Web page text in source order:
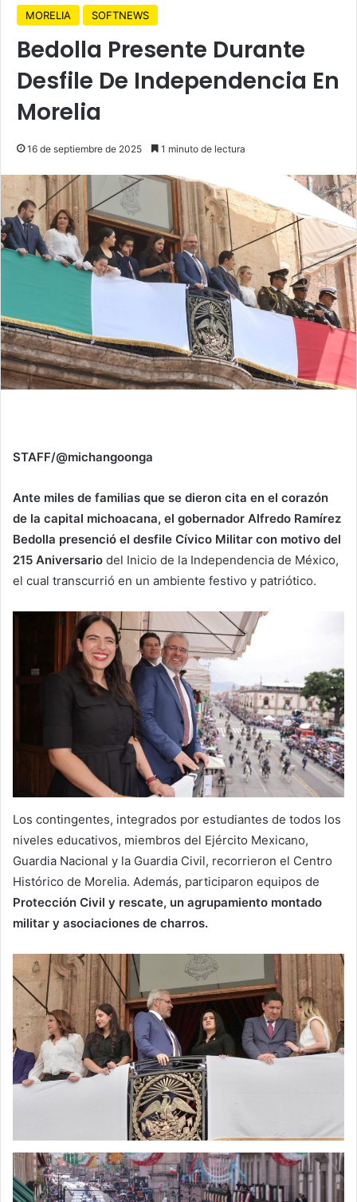
MORELIA SOFTNEWS
Bedolla Presente Durante
Desfile De Independencia En
Morelia
16 de septiembre de 2025 1 minuto de lectura
STAFF/@michangoonga
Ante miles de familias que se dieron cita en el corazón
de la capital michoacana, el gobernador Alfredo Ramírez
Bedolla presenció el desfile Cívico Militar con motivo del
215 Aniversario del Inicio de la Independencia de México,
el cual transcurrió en un ambiente festivo y patriótico.
Los contingentes, integrados por estudiantes de todos los
niveles educativos, miembros del Ejército Mexicano,
Guardia Nacional y la Guardia Civil, recorrieron el Centro
Histórico de Morelia. Además, participaron equipos de
Protección Civil y rescate, un agrupamiento montado
militar y asociaciones de charros.